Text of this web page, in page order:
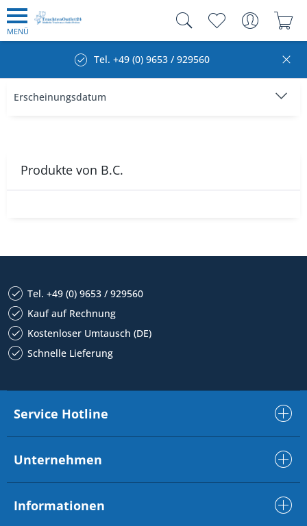
MENÜ
Tel. +49 (0) 9653 / 929560
Produkte von B.C.
Tel. +49 (0) 9653 / 929560
Kauf auf Rechnung
Kostenloser Umtausch (DE)
Schnelle Lieferung
Service Hotline
Unternehmen
Informationen